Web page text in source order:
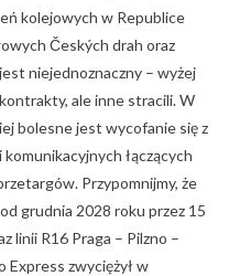
kolejowych w Republice
Českých drah oraz
niejednoznaczny – wyżej
ale inne stracili. W
bolesne jest wycofanie się z
łączących
Przypomnijmy, że
grudnia 2028 roku przez 15
linii R16 Praga – Pilzno –
Express zwyciężył w